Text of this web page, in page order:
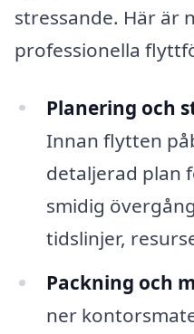
stressande. Här är
professionella
Planering och
Innan flytten
detaljerad plan
smidig
tidslinjer,
Packning och
ner